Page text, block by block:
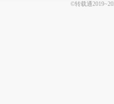
©转载通